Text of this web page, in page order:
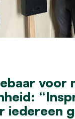
voor
iedereen